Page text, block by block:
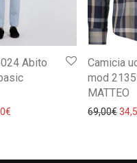
Abito
originale era: 189,00€.
€ Il prezzo attuale è: 150,00€.
Camicia
mod 2135
MATTEO
69,00€Il